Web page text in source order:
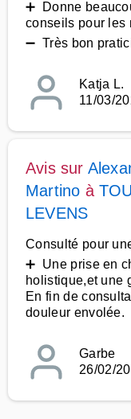
➕ Donne
conseils pour les
➖ Très bon
Katja L.
11/03/
Avis sur
Martino à
LEVENS
Consulté pour
➕ Une prise en
holistique,et une
En fin de
douleur envolée.
Garbe
26/02/